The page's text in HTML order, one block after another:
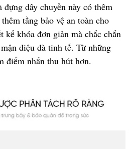
dây chuyền này có thêm
tầng bảo vệ an toàn cho
kế khóa đơn giản mà chắc chắn
điệu đà tinh tế. Từ những
điểm nhấn thu hút hơn.